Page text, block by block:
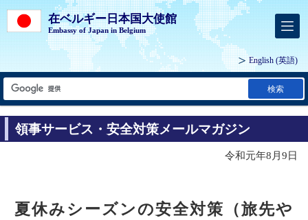
在ベルギー日本国大使館
Embassy of Japan in Belgium
English (英語)
検索
領事サービス・安全対策メールマガジン
令和元年8月9日
夏休みシーズンの安全対策（旅先や